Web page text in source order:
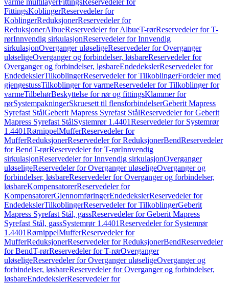
varme multilayerFittingsReservedeler for
FittingsKoblingerReservedeler for
KoblingerReduksjonerReservedeler for
ReduksjonerAlbueReservedeler for AlbueT-rørReservedeler for T-
rørInnvendig sirkulasjonReservedeler for Innvendig
sirkulasjonOverganger uløseligeReservedeler for Overganger
uløseligeOverganger og forbindelser, løsbareReservedeler for
Overganger og forbindelser, løsbareEndedekslerReservedeler for
EndedekslerTilkoblingerReservedeler for TilkoblingerFordeler med
gjengestussTilkoblinger for varmeReservedeler for Tilkoblinger for
varmeTilbehørBeskyttelse for rør og fittingsKlammer for
rørSystempakningerSkruesett til flensforbindelserGeberit Mapress
Syrefast StålGeberit Mapress Syrefast StålReservedeler for Geberit
Mapress Syrefast StålSystemrør 1.4401Reservedeler for Systemrør
1.4401RørnippelMufferReservedeler for
MufferReduksjonerReservedeler for ReduksjonerBendReservedeler
for BendT-rørReservedeler for T-rørInnvendig
sirkulasjonReservedeler for Innvendig sirkulasjonOverganger
uløseligeReservedeler for Overganger uløseligeOverganger og
forbindelser, løsbareReservedeler for Overganger og forbindelser,
løsbareKompensatorerReservedeler for
KompensatorerGjennomføringerEndedekslerReservedeler for
EndedekslerTilkoblingerReservedeler for TilkoblingerGeberit
Mapress Syrefast Stål, gassReservedeler for Geberit Mapress
Syrefast Stål, gassSystemrør 1.4401Reservedeler for Systemrør
1.4401RørnippelMufferReservedeler for
MufferReduksjonerReservedeler for ReduksjonerBendReservedeler
for BendT-rørReservedeler for T-rørOverganger
uløseligeReservedeler for Overganger uløseligeOverganger og
forbindelser, løsbareReservedeler for Overganger og forbindelser,
løsbareEndedekslerReservedeler for